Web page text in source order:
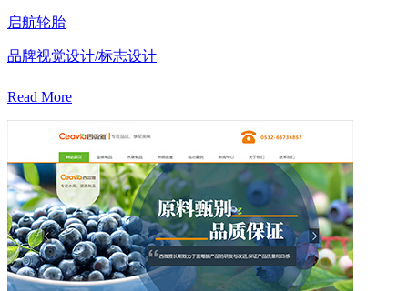
启航轮胎
品牌视觉设计/标志设计
Read More